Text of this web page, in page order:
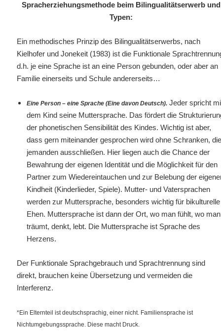
Spracherziehungsmethode beim Bilingualitätserwerb und
Typen:
Ein methodisches Prinzip des Bilingualitätserwerbs, nach
Kielhofer und Jonekeit (1983) ist die Funktionale
d.h. je eine Sprache ist an eine Person gebunden, oder aber an
Familie einerseits und Schule andererseits…
Eine Person – eine Sprache (Eine davon Deutsch). Jeder spricht
dem Kind seine Muttersprache. Das fördert die
der phonetischen Sensibilität des Kindes. Wichtig ist aber,
dass gern miteinander gesprochen wird ohne Schranken,
jemanden ausschließen. Hier liegen auch die Chance der
Bewahrung der eigenen Identität und die Möglichkeit für den
Partner zum Wiedereintauchen und zur Belebung der
Kindheit (Kinderlieder, Spiele). Mutter- und Vatersprachen
werden zur Muttersprache, besonders wichtig für bikulturelle
Ehen. Muttersprache ist dann der Ort, wo man fühlt, wo man
träumt, denkt, lebt. Die Muttersprache ist Sprache des
Herzens.
Der Funktionale Sprachgebrauch und Sprachtrennung sind
direkt, brauchen keine Übersetzung und vermeiden die
Interferenz.
*Ein Elternteil ist deutschsprachig, einer nicht. Familiensprache ist
Nichtumgebungssprache. Diese macht Druck.